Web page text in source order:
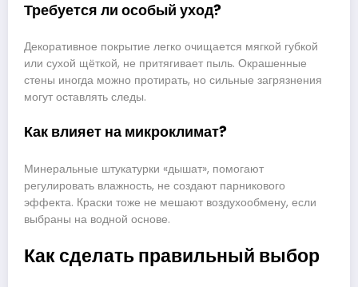
Требуется ли особый уход?
Декоративное покрытие легко очищается мягкой губкой
или сухой щёткой, не притягивает пыль. Окрашенные
стены иногда можно протирать, но сильные загрязнения
могут оставлять следы.
Как влияет на микроклимат?
Минеральные штукатурки «дышат», помогают
регулировать влажность, не создают парникового
эффекта. Краски тоже не мешают воздухообмену, если
выбраны на водной основе.
Как сделать правильный выбор